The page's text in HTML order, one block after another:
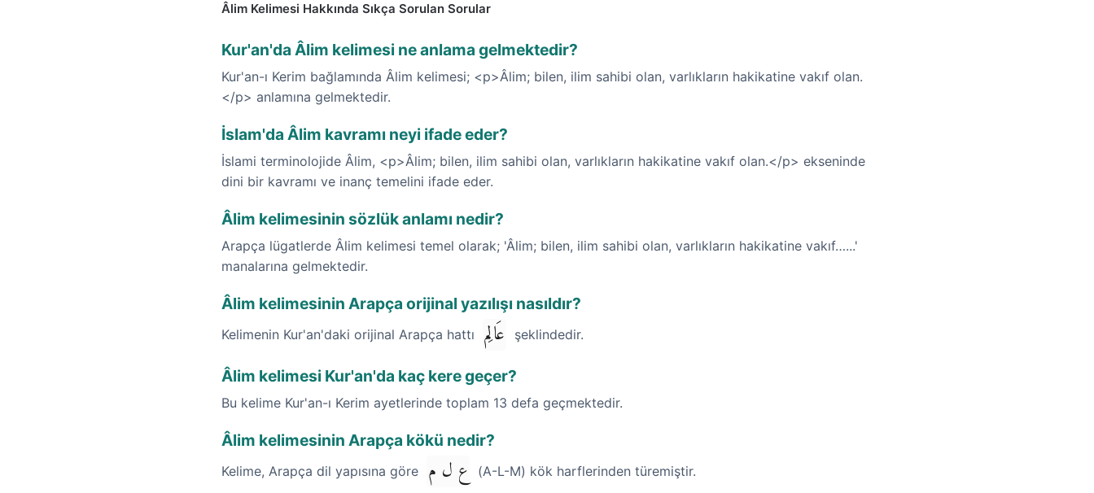
Âlim Kelimesi Hakkında Sıkça Sorulan Sorular
Kur'an'da Âlim kelimesi ne anlama gelmektedir?
Kur'an-ı Kerim bağlamında Âlim kelimesi; <p>Âlim; bilen, ilim sahibi olan, varlıkların hakikatine vakıf olan.
</p> anlamına gelmektedir.
İslam'da Âlim kavramı neyi ifade eder?
İslami terminolojide Âlim, <p>Âlim; bilen, ilim sahibi olan, varlıkların hakikatine vakıf olan.</p> ekseninde
dini bir kavramı ve inanç temelini ifade eder.
Âlim kelimesinin sözlük anlamı nedir?
Arapça lügatlerde Âlim kelimesi temel olarak; 'Âlim; bilen, ilim sahibi olan, varlıkların hakikatine vakıf…...'
manalarına gelmektedir.
Âlim kelimesinin Arapça orijinal yazılışı nasıldır?
Kelimenin Kur'an'daki orijinal Arapça hattı عَالِم şeklindedir.
Âlim kelimesi Kur'an'da kaç kere geçer?
Bu kelime Kur'an-ı Kerim ayetlerinde toplam 13 defa geçmektedir.
Âlim kelimesinin Arapça kökü nedir?
Kelime, Arapça dil yapısına göre ع ل م (A-L-M) kök harflerinden türemiştir.